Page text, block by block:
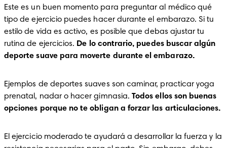
Este es un buen momento para preguntar al médico qué
tipo de ejercicio puedes hacer durante el embarazo. Si tu
estilo de vida es activo, es posible que debas ajustar tu
rutina de ejercicios. De lo contrario, puedes buscar algún
deporte suave para moverte durante el embarazo.
Ejemplos de deportes suaves son caminar, practicar yoga
prenatal, nadar o hacer gimnasia. Todos ellos son buenas
opciones porque no te obligan a forzar las articulaciones.
El ejercicio moderado te ayudará a desarrollar la fuerza y la